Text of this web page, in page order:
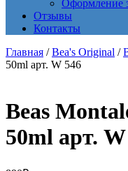
Оформление
Отзывы
Контакты
Главная /Bea's Original /
50ml арт. W 546
Beas
50ml арт.